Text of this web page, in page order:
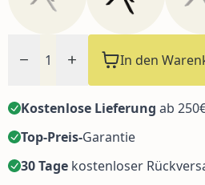
In den
Kostenlose Lieferung ab
Top-Preis-Garantie
30 Tage kostenloser